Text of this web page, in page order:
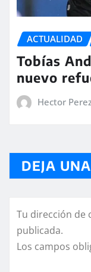
ACTUALIDAD
Tobías
nuevo
Hector
DEJA
Tu dirección de
publicada.
Los campos